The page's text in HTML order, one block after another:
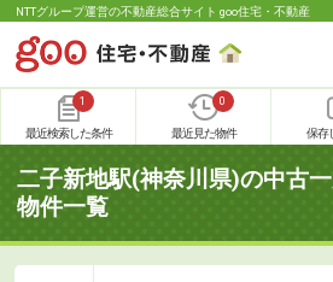
NTTグループ運営の不動産総合サイト goo住宅・不動産
1
最近検索した条件
0
最近見た物件 保存
二子新地駅(神奈川県)の中古
物件一覧